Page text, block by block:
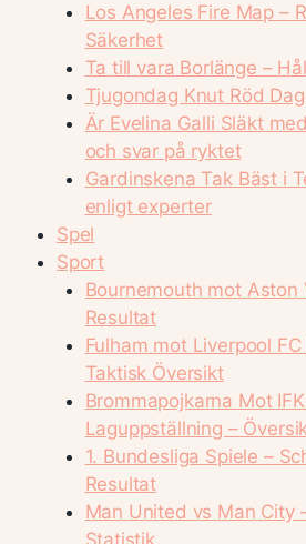
Los Angeles Fire Map –
Säkerhet
Ta till vara Borlänge –
Tjugondag Knut Röd
Är Evelina Galli Släkt
och svar på ryktet
Gardinskena Tak Bäst i
enligt experter
Spel
Sport
Bournemouth mot Aston
Resultat
Fulham mot Liverpool
Taktisk Översikt
Brommapojkarna Mot
Laguppställning –
1. Bundesliga Spiele –
Resultat
Man United vs Man City
Statistik